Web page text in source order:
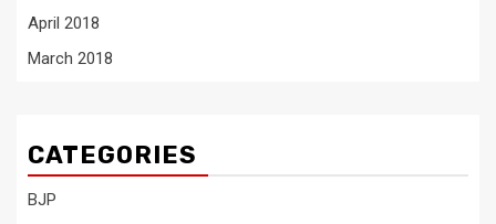
April 2018
March 2018
CATEGORIES
BJP